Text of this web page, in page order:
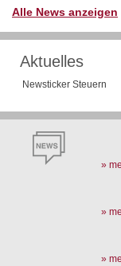
Alle News anzeigen
Aktuelles
Newsticker Steuern
»
»
»